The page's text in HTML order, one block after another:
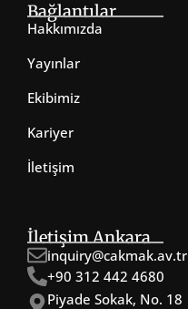
Bağlantılar
Hakkımızda
Yayınlar
Ekibimiz
Kariyer
İletişim
İletişim Ankara
inquiry@cakmak.av.tr
+90 312 442 4680
Piyade Sokak, No. 18